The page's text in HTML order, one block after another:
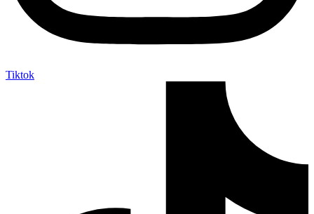
Tiktok